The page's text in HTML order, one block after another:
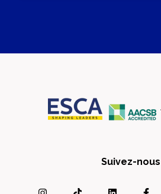
Suivez-nous